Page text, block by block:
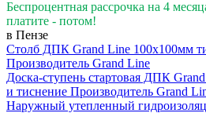
Беспроцентная рассрочка на 4
платите - потом!
в Пензе
Столб ДПК Grand Line 100х100мм
Производитель Grand Line
Доска-ступень стартовая ДПК
и тиснение Производитель Grand
Наружный утепленный